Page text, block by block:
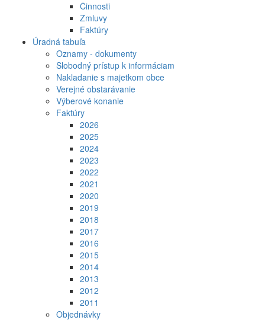
Činnosti
Zmluvy
Faktúry
Úradná tabuľa
Oznamy - dokumenty
Slobodný prístup k informáciam
Nakladanie s majetkom obce
Verejné obstarávanie
Výberové konanie
Faktúry
2026
2025
2024
2023
2022
2021
2020
2019
2018
2017
2016
2015
2014
2013
2012
2011
Objednávky